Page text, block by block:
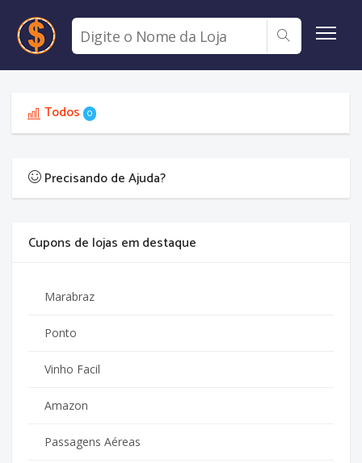
Todos 0
Precisando de Ajuda?
Cupons de lojas em destaque
Marabraz
Ponto
Vinho Facil
Amazon
Passagens Aéreas